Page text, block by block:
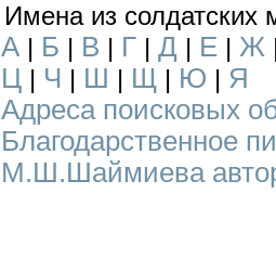
Имена из солдатских
А | Б | В | Г | Д | Е | Ж
Ц | Ч | Ш | Щ | Ю | Я
Адреса поисковых
Благодарственное
М.Ш.Шаймиева